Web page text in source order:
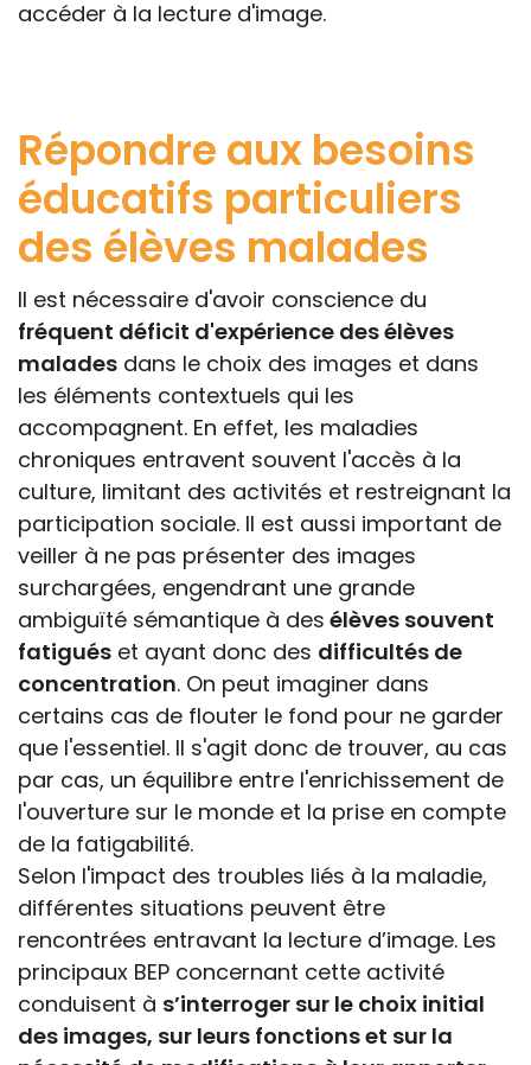
accéder à la lecture d'image.
Répondre aux besoins
éducatifs particuliers
des élèves malades
Il est nécessaire d'avoir conscience du
fréquent déficit d'expérience des élèves
malades dans le choix des images et dans
les éléments contextuels qui les
accompagnent. En effet, les maladies
chroniques entravent souvent l'accès à la
culture, limitant des activités et restreignant la
participation sociale. Il est aussi important de
veiller à ne pas présenter des images
surchargées, engendrant une grande
ambiguïté sémantique à des élèves souvent
fatigués et ayant donc des difficultés de
concentration. On peut imaginer dans
certains cas de flouter le fond pour ne garder
que l'essentiel. Il s'agit donc de trouver, au cas
par cas, un équilibre entre l'enrichissement de
l'ouverture sur le monde et la prise en compte
de la fatigabilité.
Selon l'impact des troubles liés à la maladie,
différentes situations peuvent être
rencontrées entravant la lecture d’image. Les
principaux BEP concernant cette activité
conduisent à s’interroger sur le choix initial
des images, sur leurs fonctions et sur la